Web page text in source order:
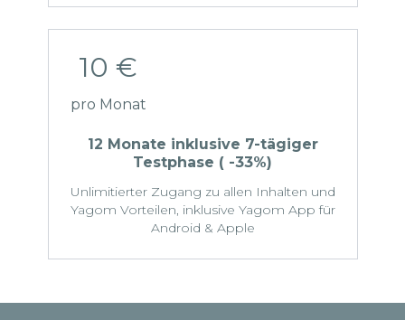
10 €
pro Monat
12 Monate inklusive 7-tägiger
Testphase ( -33%)
Unlimitierter Zugang zu allen Inhalten und
Yagom Vorteilen, inklusive Yagom App für
Android & Apple